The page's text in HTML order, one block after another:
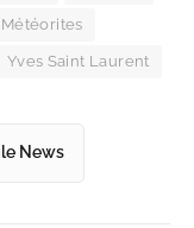
Météorites
Yves Saint Laurent
News